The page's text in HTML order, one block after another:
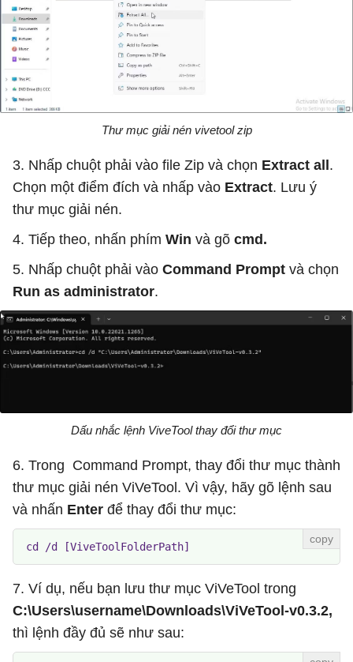
Thư mục giải nén vivetool zip
3. Nhấp chuột phải vào file Zip và chọn Extract all.
Chọn một điểm đích và nhấp vào Extract. Lưu ý
thư mục giải nén.
4. Tiếp theo, nhấn phím Win và gõ cmd.
5. Nhấp chuột phải vào Command Prompt và chọn
Run as administrator.
Dấu nhắc lệnh ViveTool thay đổi thư mục
6. Trong Command Prompt, thay đổi thư mục thành
thư mục giải nén ViVeTool. Vì vậy, hãy gõ lệnh sau
và nhấn Enter để thay đổi thư mục:
cd /d [ViveToolFolderPath]
7. Ví dụ, nếu bạn lưu thư mục ViVeTool trong
C:\Users\username\Downloads\ViVeTool-v0.3.2,
thì lệnh đầy đủ sẽ như sau: